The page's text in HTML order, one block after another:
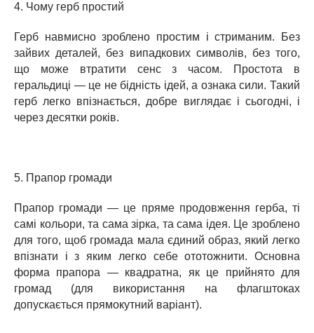
4. Чому герб простий
Герб навмисно зроблено простим і стриманим. Без
зайвих деталей, без випадкових символів, без того,
що може втратити сенс з часом. Простота в
геральдиці — це не бідність ідей, а ознака сили. Такий
герб легко впізнається, добре виглядає і сьогодні, і
через десятки років.
5. Прапор громади
Прапор громади — це пряме продовження герба, ті
самі кольори, та сама зірка, та сама ідея. Це зроблено
для того, щоб громада мала єдиний образ, який легко
впізнати і з яким легко себе ототожнити. Основна
форма прапора — квадратна, як це прийнято для
громад (для використання на флагштоках
допускається прямокутний варіант).